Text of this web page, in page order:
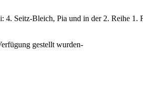
Seitz-Bleich, Pia und in der 2. Reihe
gestellt wurden-